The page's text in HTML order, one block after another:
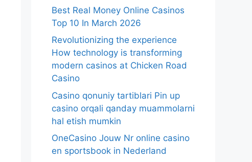
Best Real Money Online Casinos
Top 10 In March 2026
Revolutionizing the experience
How technology is transforming
modern casinos at Chicken Road
Casino
Casino qonuniy tartiblari Pin up
casino orqali qanday muammolarni
hal etish mumkin
OneCasino Jouw Nr online casino
en sportsbook in Nederland